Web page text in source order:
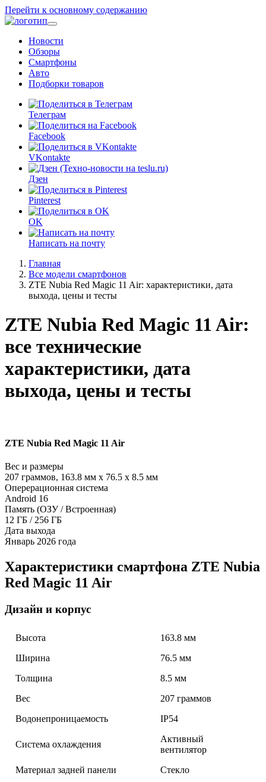
Перейти к основному содержанию
Новости
Обзоры
Смартфоны
Авто
Подборки товаров
Телеграм
Facebook
VKontakte
Дзен
Pinterest
OK
Написать на почту
Главная
Все модели смартфонов
ZTE Nubia Red Magic 11 Air: характеристики, дата
выхода, цены и тесты
ZTE Nubia Red Magic 11 Air:
все технические
характеристики, дата
выхода, цены и тесты
ZTE Nubia Red Magic 11 Air
Вес и размеры
207 граммов, 163.8 мм x 76.5 x 8.5 мм
Оперерационная система
Android 16
Память (ОЗУ / Встроенная)
12 ГБ / 256 ГБ
Дата выхода
Январь 2026 года
Характеристики смартфона ZTE Nubia
Red Magic 11 Air
Дизайн и корпус
Высота
163.8 мм
Ширина
76.5 мм
Толщина
8.5 мм
Вес
207 граммов
Водонепроницаемость
IP54
Система охлаждения
Активный
вентилятор
Материал задней панели
Стекло